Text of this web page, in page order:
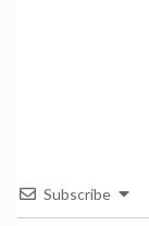
Subscribe